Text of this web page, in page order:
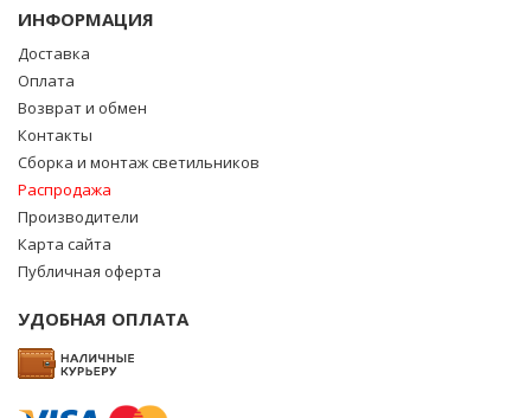
ИНФОРМАЦИЯ
Доставка
Оплата
Возврат и обмен
Контакты
Сборка и монтаж светильников
Распродажа
Производители
Карта сайта
Публичная оферта
УДОБНАЯ ОПЛАТА